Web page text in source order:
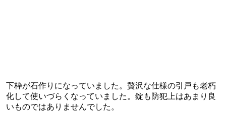
下枠が石作りになっていました。贅沢な仕様の引戸も老朽
化して使いづらくなっていました。錠も防犯上はあまり良
いものではありませんでした。